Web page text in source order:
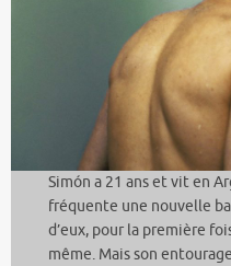
Simón a 21 ans et vit en
fréquente une nouvelle
d’eux, pour la première
même. Mais son